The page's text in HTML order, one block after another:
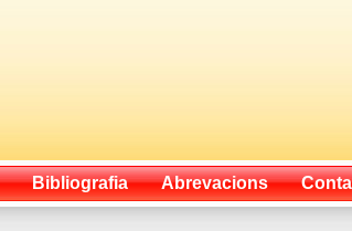
Bibliografia Abrevacions